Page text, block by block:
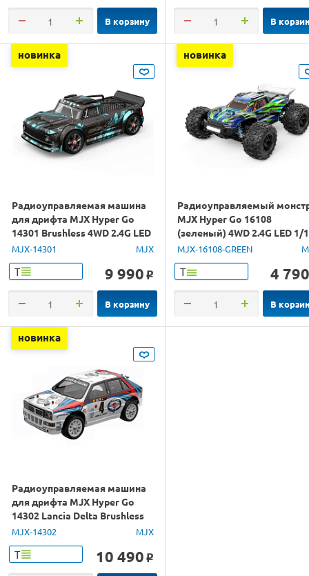
В корзину В
новинка
Радиоуправляемая машина
для дрифта MJX Hyper Go
14301 Brushless 4WD 2.4G LED
1/14 RTR
MJX-14301 MJX
Т 9 990 o
В корзину
новинка
Радиоуправляемый
MJX Hyper Go 16108
(зеленый) 4WD 2.4G LED 1/
RTR
MJX-16108-GREEN
Т 4 790
В
новинка
Радиоуправляемая машина
для дрифта MJX Hyper Go
14302 Lancia Delta Brushless
4WD 2.4G LED 1/14 RTR
MJX-14302 MJX
Т 10 490 o